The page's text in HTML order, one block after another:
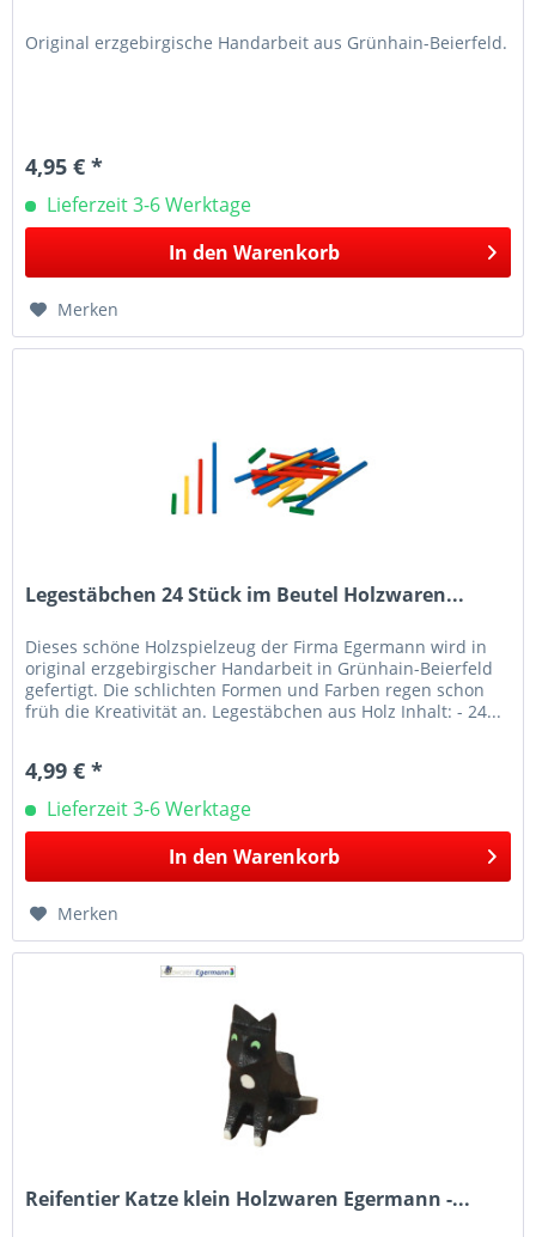
Original erzgebirgische Handarbeit aus Grünhain-Beierfeld.
4,95 € *
Lieferzeit 3-6 Werktage
In den Warenkorb
Merken
Legestäbchen 24 Stück im Beutel Holzwaren...
Dieses schöne Holzspielzeug der Firma Egermann wird in
original erzgebirgischer Handarbeit in Grünhain-Beierfeld
gefertigt. Die schlichten Formen und Farben regen schon
früh die Kreativität an. Legestäbchen aus Holz Inhalt: - 24...
4,99 € *
Lieferzeit 3-6 Werktage
In den Warenkorb
Merken
Reifentier Katze klein Holzwaren Egermann -...